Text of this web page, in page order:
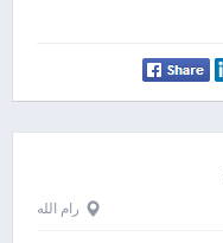
رام الله